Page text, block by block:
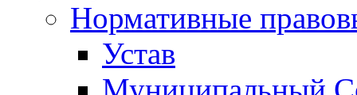
Нормативные
Устав